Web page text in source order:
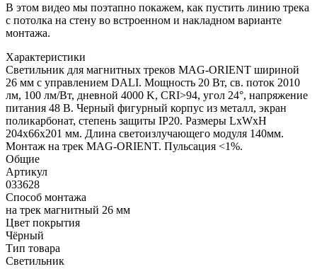
В этом видео мы поэтапно покажем, как пустить линию трека
с потолка на стену во встроенном и накладном варианте
монтажа.
Характеристики
Светильник для магнитных треков MAG-ORIENT шириной
26 мм с управлением DALI. Мощность 20 Вт, св. поток 2010
лм, 100 лм/Вт, дневной 4000 K, CRI>94, угол 24°, напряжение
питания 48 В. Черный фигурный корпус из металл, экран
поликарбонат, степень защиты IP20. Размеры LxWxH
204x66x201 мм. Длина светоизлучающего модуля 140мм.
Монтаж на трек MAG-ORIENT. Пульсация <1%.
Общие
Артикул
033628
Способ монтажа
на трек магнитный 26 мм
Цвет покрытия
Чёрный
Тип товара
Светильник